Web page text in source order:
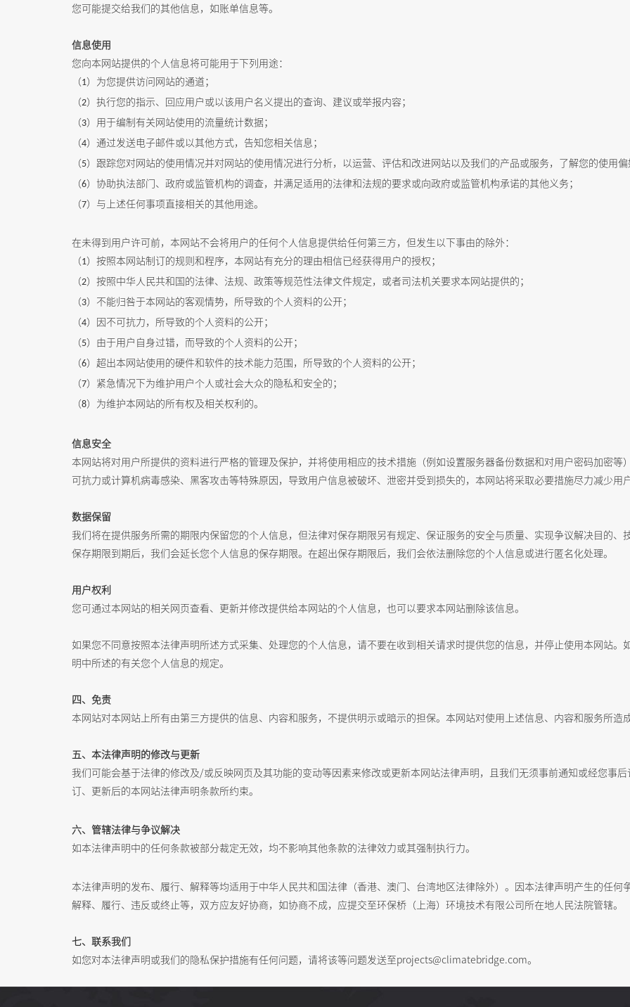
您可能提交给我们的其他信息，如账单信息等。
信息使用
您向本网站提供的个人信息将可能用于下列用途：
（1）为您提供访问网站的通道；
（2）执行您的指示、回应用户或以该用户名义提出的查询、建议或举报内容；
（3）用于编制有关网站使用的流量统计数据；
（4）通过发送电子邮件或以其他方式，告知您相关信息；
（5）跟踪您对网站的使用情况并对网站的使用情况进行分析，以运营、评估和改进网站以及我们的产品或服务，了解您的使用偏
（6）协助执法部门、政府或监管机构的调查，并满足适用的法律和法规的要求或向政府或监管机构承诺的其他义务；
（7）与上述任何事项直接相关的其他用途。
在未得到用户许可前，本网站不会将用户的任何个人信息提供给任何第三方，但发生以下事由的除外：
（1）按照本网站制订的规则和程序，本网站有充分的理由相信已经获得用户的授权；
（2）按照中华人民共和国的法律、法规、政策等规范性法律文件规定，或者司法机关要求本网站提供的；
（3）不能归咎于本网站的客观情势，所导致的个人资料的公开；
（4）因不可抗力，所导致的个人资料的公开；
（5）由于用户自身过错，而导致的个人资料的公开；
（6）超出本网站使用的硬件和软件的技术能力范围，所导致的个人资料的公开；
（7）紧急情况下为维护用户个人或社会大众的隐私和安全的；
（8）为维护本网站的所有权及相关权利的。
信息安全
本网站将对用户所提供的资料进行严格的管理及保护，并将使用相应的技术措施（例如设置服务器备份数据和对用户密码加密等
可抗力或计算机病毒感染、黑客攻击等特殊原因，导致用户信息被破坏、泄密并受到损失的，本网站将采取必要措施尽力减少用
数据保留
我们将在提供服务所需的期限内保留您的个人信息，但法律对保存期限另有规定、保证服务的安全与质量、实现争议解决目的
保存期限到期后，我们会延长您个人信息的保存期限。在超出保存期限后，我们会依法删除您的个人信息或进行匿名化处理。
用户权利
您可通过本网站的相关网页查看、更新并修改提供给本网站的个人信息，也可以要求本网站删除该信息。
如果您不同意按照本法律声明所述方式采集、处理您的个人信息，请不要在收到相关请求时提供您的信息，并停止使用本网站
明中所述的有关您个人信息的规定。
四、免责
本网站对本网站上所有由第三方提供的信息、内容和服务，不提供明示或暗示的担保。本网站对使用上述信息、内容和服务所造
五、本法律声明的修改与更新
我们可能会基于法律的修改及/或反映网页及其功能的变动等因素来修改或更新本网站法律声明，且我们无须事前通知或经您事
订、更新后的本网站法律声明条款所约束。
六、管辖法律与争议解决
如本法律声明中的任何条款被部分裁定无效，均不影响其他条款的法律效力或其强制执行力。
本法律声明的发布、履行、解释等均适用于中华人民共和国法律（香港、澳门、台湾地区法律除外）。因本法律声明产生的任何
解释、履行、违反或终止等，双方应友好协商，如协商不成，应提交至环保桥（上海）环境技术有限公司所在地人民法院管辖。
七、联系我们
如您对本法律声明或我们的隐私保护措施有任何问题，请将该等问题发送至projects@climatebridge.com。